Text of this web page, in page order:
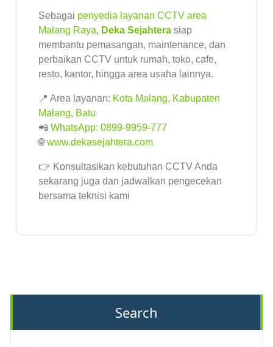
Sebagai penyedia layanan CCTV area
Malang Raya, Deka Sejahtera siap
membantu pemasangan, maintenance, dan
perbaikan CCTV untuk rumah, toko, cafe,
resto, kantor, hingga area usaha lainnya.
📍 Area layanan: Kota Malang, Kabupaten
Malang, Batu
📲 WhatsApp: 0899-9959-777
🌐www.dekasejahtera.com
👉 Konsultasikan kebutuhan CCTV Anda
sekarang juga dan jadwalkan pengecekan
bersama teknisi kami
Search